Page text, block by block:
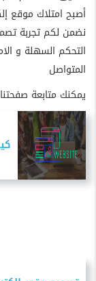
أصبح امتلاك موقع
نضمن لكم تجربة
التحكم السهلة و
المتواصل
يمكنك متابعة